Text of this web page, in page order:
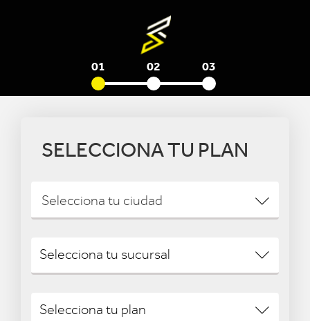
01 02 03
SELECCIONA TU PLAN
Selecciona tu ciudad